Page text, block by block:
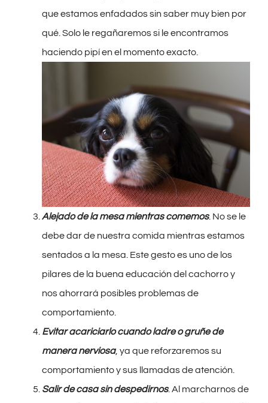
que estamos enfadados sin saber muy bien por
qué. Solo le regañaremos si le encontramos
haciendo pipí en el momento exacto.
Alejado de la mesa mientras comemos. No se le
debe dar de nuestra comida mientras estamos
sentados a la mesa. Este gesto es uno de los
pilares de la buena educación del cachorro y
nos ahorrará posibles problemas de
comportamiento.
Evitar acariciarlo cuando ladre o gruñe de
manera nerviosa, ya que reforzaremos su
comportamiento y sus llamadas de atención.
Salir de casa sin despedirnos. Al marcharnos de